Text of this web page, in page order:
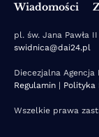
Wiadomości
pl. św. Jana Pawła
swidnica@dai24.pl
Diecezjalna
Regulamin | Polityka
Wszelkie prawa